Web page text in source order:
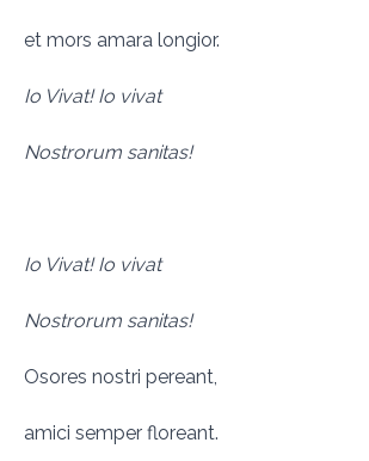
et mors amara longior.
Io Vivat! Io vivat
Nostrorum sanitas!
Io Vivat! Io vivat
Nostrorum sanitas!
Osores nostri pereant,
amici semper floreant.